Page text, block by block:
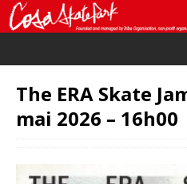
The ERA Skate
mai 2026 – 16h00